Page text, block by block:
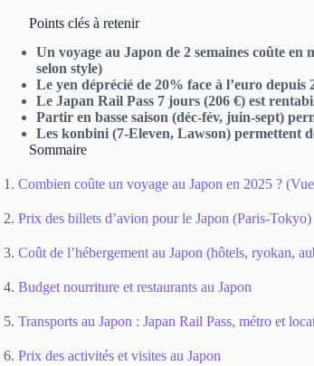
Points clés à retenir
Un voyage au Japon de 2 semaines coûte
selon style)
Le yen déprécié de 20% face à l’euro
Le Japan Rail Pass 7 jours (206 €) est
Partir en basse saison (déc-fév, juin-sept)
Les konbini (7-Eleven, Lawson) permettent
Sommaire
Combien coûte un voyage au Japon en 2025 ?
Prix des billets d’avion pour le Japon (Paris-Tokyo)
Coût de l’hébergement au Japon (hôtels, ryokan,
Budget nourriture et restaurants au Japon
Transports au Japon : Japan Rail Pass, métro et
Prix des activités et visites au Japon